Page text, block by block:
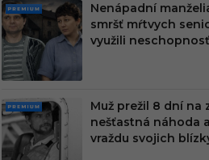
PRE
MIU
M
Nenápadní
smršť mŕtvych
využili
PRE
MIU
M
Muž prežil 8 dní na
nešťastná náhoda
vraždu svojich